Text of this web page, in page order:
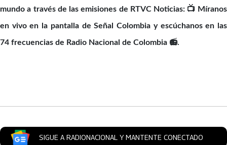
mundo a través de las emisiones de RTVC Noticias: 📺 Míranos
en vivo en la pantalla de Señal Colombia y escúchanos en las
74 frecuencias de Radio Nacional de Colombia 📻.
SIGUE A RADIONACIONAL Y MANTENTE CONECTADO